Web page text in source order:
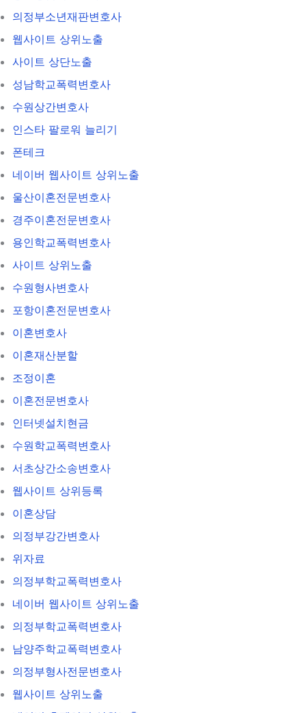
의정부소년재판변호사
웹사이트 상위노출
사이트 상단노출
성남학교폭력변호사
수원상간변호사
인스타 팔로워 늘리기
폰테크
네이버 웹사이트 상위노출
울산이혼전문변호사
경주이혼전문변호사
용인학교폭력변호사
사이트 상위노출
수원형사변호사
포항이혼전문변호사
이혼변호사
이혼재산분할
조정이혼
이혼전문변호사
인터넷설치현금
수원학교폭력변호사
서초상간소송변호사
웹사이트 상위등록
이혼상담
의정부강간변호사
위자료
의정부학교폭력변호사
네이버 웹사이트 상위노출
의정부학교폭력변호사
남양주학교폭력변호사
의정부형사전문변호사
웹사이트 상위노출